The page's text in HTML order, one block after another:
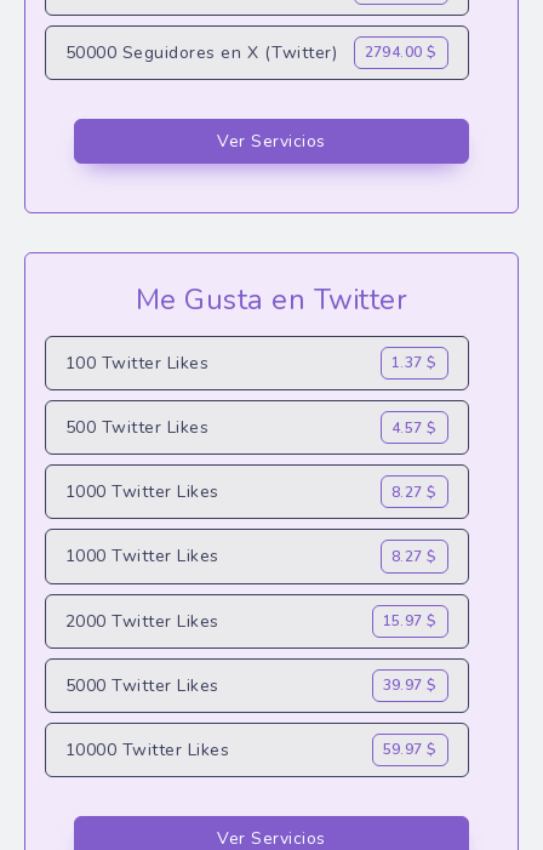
50000 Seguidores en X (Twitter) 2794.00 $
Ver Servicios
Me Gusta en Twitter
100 Twitter Likes 1.37 $
500 Twitter Likes 4.57 $
1000 Twitter Likes 8.27 $
1000 Twitter Likes 8.27 $
2000 Twitter Likes 15.97 $
5000 Twitter Likes 39.97 $
10000 Twitter Likes 59.97 $
Ver Servicios